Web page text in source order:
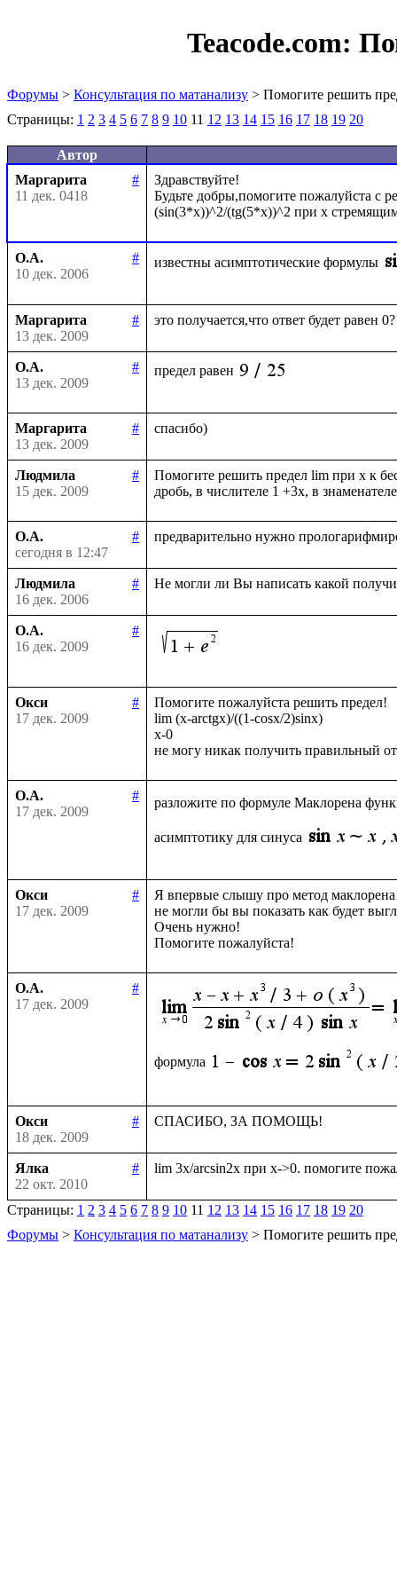
Teacode.com:
Форумы > Консультация по матанализу > Помогите решить
Страницы: 1 2 3 4 5 6 7 8 9 10 11 12 13 14 15 16 17 18 19 20
Автор
Маргарита
#
11 дек. 0418
Здравствуйте!
Будьте добры,помогите пожалуйста с
О.А.
#
10 дек. 2006
известны асимптотические формулы
Маргарита
#
13 дек. 2009
О.А.
#
13 дек. 2009
предел равен
Маргарита
#
13 дек. 2009
Людмила
#
15 дек. 2009
Помогите решить предел lim при х к
О.А.
#
сегодня в 12:47
Людмила
#
16 дек. 2006
О.А.
#
16 дек. 2009
Окси
#
17 дек. 2009
Помогите пожалуйста решить предел!
lim (x-arctgx)/((1-cosx/2)sinx)
x-0
О.А.
#
17 дек. 2009
разложите по формуле Маклорена
асимптотику для синуса
Окси
#
17 дек. 2009
Я впервые слышу про метод
не могли бы вы показать как будет
Очень нужно!
О.А.
#
17 дек. 2009
формула
Окси
#
18 дек. 2009
Ялка
#
22 окт. 2010
Страницы: 1 2 3 4 5 6 7 8 9 10 11 12 13 14 15 16 17 18 19 20
Форумы > Консультация по матанализу > Помогите решить